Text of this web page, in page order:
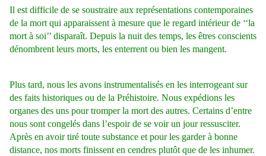
Il est difficile de se soustraire aux représentations contemporaines
de la mort qui apparaissent à mesure que le regard intérieur de ‘‘la
mort à soi’’ disparaît. Depuis la nuit des temps, les êtres conscients
dénombrent leurs morts, les enterrent ou bien les mangent.
Plus tard, nous les avons instrumentalisés en les interrogeant sur
des faits historiques ou de la Préhistoire. Nous expédions les
organes des uns pour tromper la mort des autres. Certains d’entre
nous sont congelés dans l’espoir de se voir un jour ressusciter.
Après en avoir tiré toute substance et pour les garder à bonne
distance, nos morts finissent en cendres plutôt que de les inhumer.